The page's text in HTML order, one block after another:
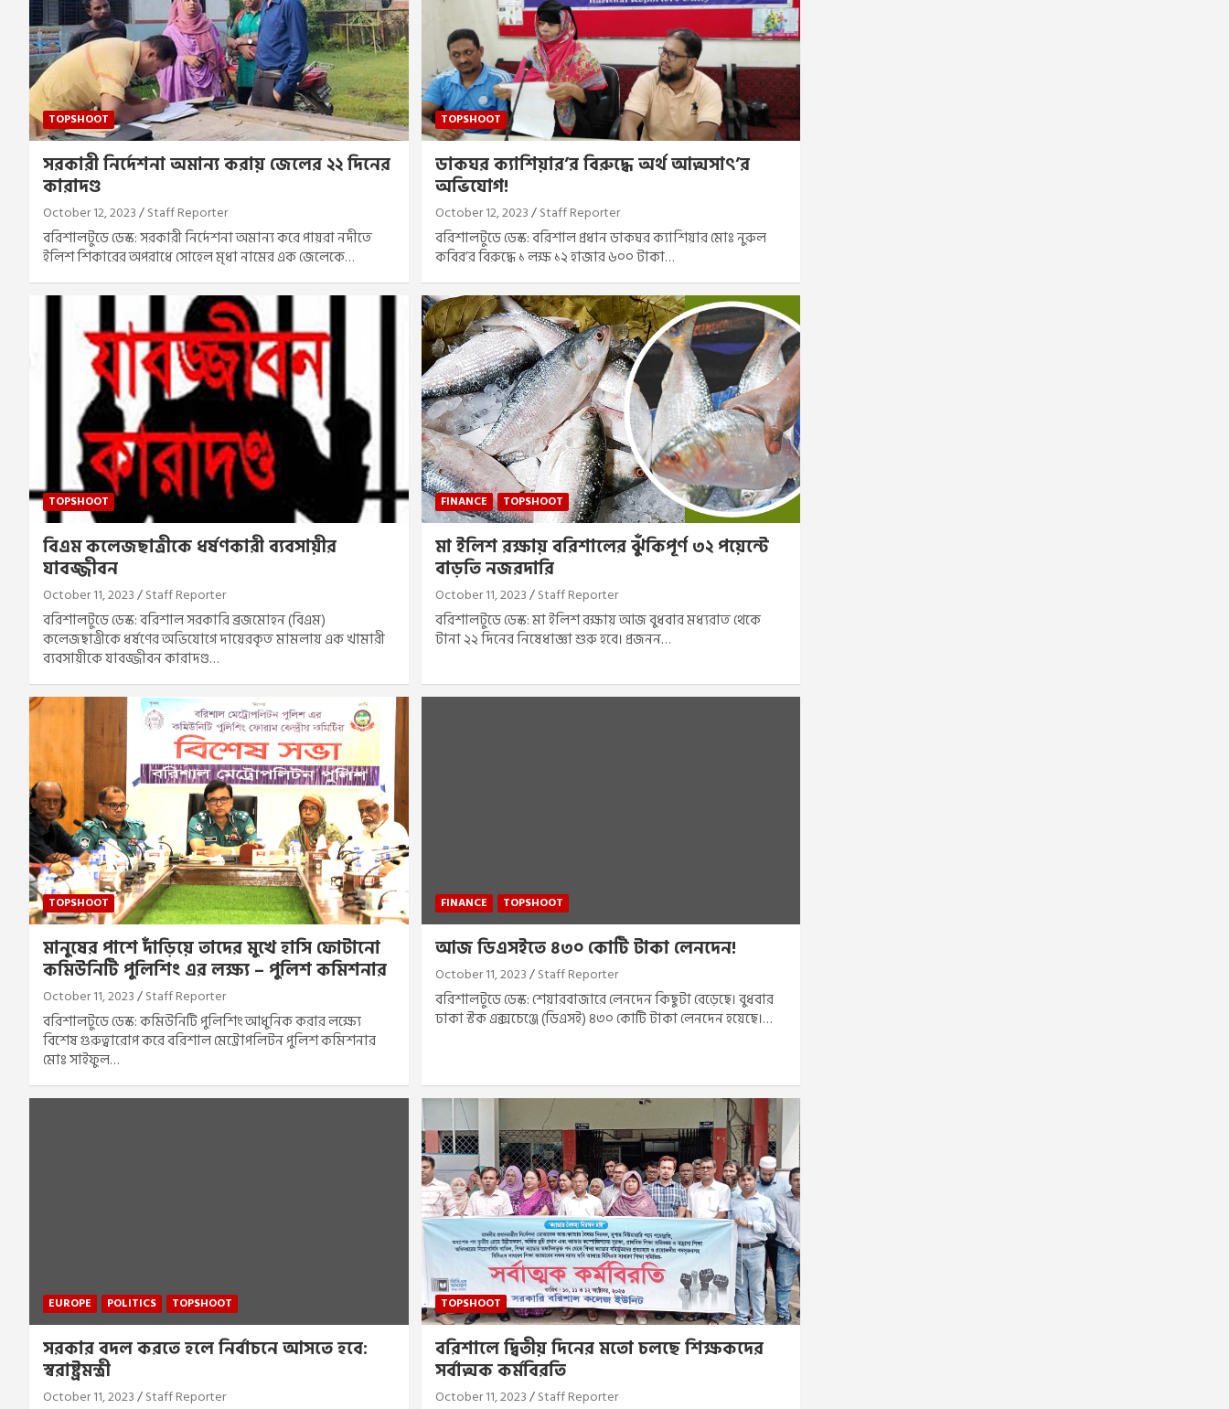
TOPSHOOT
সরকারী নির্দেশনা অমান্য করায় জেলের ২২ দিনের
কারাদণ্ড
October 12, 2023 Staff Reporter
বরিশালটুডে ডেস্ক: সরকারী নির্দেশনা অমান্য করে পায়রা নদীতে
ইলিশ শিকারের অপরাধে সোহেল মৃধা নামের এক জেলেকে…
TOPSHOOT
ডাকঘর ক্যাশিয়ার’র বিরুদ্ধে অর্থ আত্মসাৎ’র
অভিযোগ!
October 12, 2023 Staff Reporter
বরিশালটুডে ডেস্ক: বরিশাল প্রধান ডাকঘর ক্যাশিয়ার মোঃ নুরুল
কবির’র বিরুদ্ধে ১ লক্ষ ১২ হাজার ৬০০ টাকা…
TOPSHOOT
বিএম কলেজছাত্রীকে ধর্ষণকারী ব্যবসায়ীর
যাবজ্জীবন
October 11, 2023 Staff Reporter
বরিশালটুডে ডেস্ক: বরিশাল সরকারি ব্রজমোহন (বিএম)
কলেজছাত্রীকে ধর্ষণের অভিযোগে দায়েরকৃত মামলায় এক খামারী
ব্যবসায়ীকে যাবজ্জীবন কারাদণ্ড…
FINANCE TOPSHOOT
মা ইলিশ রক্ষায় বরিশালের ঝুঁকিপূর্ণ ৩২ পয়েন্টে
বাড়তি নজরদারি
October 11, 2023 Staff Reporter
বরিশালটুডে ডেস্ক: মা ইলিশ রক্ষায় আজ বুধবার মধ্যরাত থেকে
টানা ২২ দিনের নিষেধাজ্ঞা শুরু হবে। প্রজনন…
TOPSHOOT
মানুষের পাশে দাঁড়িয়ে তাদের মুখে হাসি ফোটানো
কমিউনিটি পুলিশিং এর লক্ষ্য – পুলিশ কমিশনার
October 11, 2023 Staff Reporter
বরিশালটুডে ডেস্ক: কমিউনিটি পুলিশিং আধুনিক করার লক্ষ্যে
বিশেষ গুরুত্বারোপ করে বরিশাল মেট্রোপলিটন পুলিশ কমিশনার
মোঃ সাইফুল…
FINANCE TOPSHOOT
আজ ডিএসইতে ৪৩০ কোটি টাকা লেনদেন!
October 11, 2023 Staff Reporter
বরিশালটুডে ডেস্ক: শেয়ারবাজারে লেনদেন কিছুটা বেড়েছে। বুধবার
ঢাকা স্টক এক্সচেঞ্জে (ডিএসই) ৪৩০ কোটি টাকা লেনদেন হয়েছে।…
EUROPE POLITICS TOPSHOOT
সরকার বদল করতে হলে নির্বাচনে আসতে হবে:
স্বরাষ্ট্রমন্ত্রী
October 11, 2023 Staff Reporter
TOPSHOOT
বরিশালে দ্বিতীয় দিনের মতো চলছে শিক্ষকদের
সর্বাত্মক কর্মবিরতি
October 11, 2023 Staff Reporter